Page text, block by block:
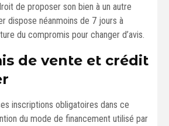
de proposer son bien à un autre
dispose néanmoins de 7 jours à
du compromis pour changer d’avis.
de vente et crédit
inscriptions obligatoires dans ce
du mode de financement utilisé par